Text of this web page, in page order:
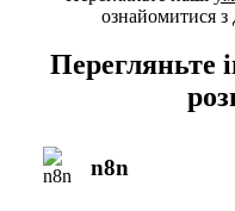
ознайомитися
Перегляньте
n8n